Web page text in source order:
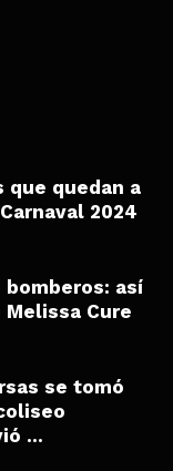
que quedan a
2024
bomberos: así
Cure
se tomó
...